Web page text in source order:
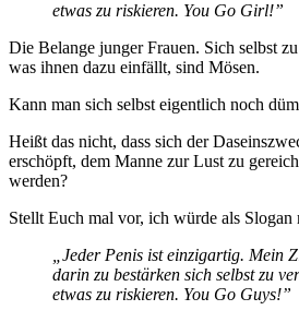
etwas zu riskieren. You Go Girl!”
Die Belange junger Frauen. Sich selbst
was ihnen dazu einfällt, sind Mösen.
Kann man sich selbst eigentlich noch
Heißt das nicht, dass sich der
erschöpft, dem Manne zur Lust zu
werden?
Stellt Euch mal vor, ich würde als Slogan
„Jeder Penis ist einzigartig. Mein
darin zu bestärken sich selbst zu
etwas zu riskieren. You Go Guys!”